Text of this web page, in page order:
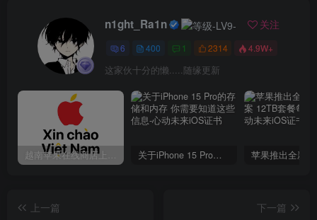
n1ght_Ra1n 关注
6 400 1 2314 4.9W+
这家伙十分的懒.....随缘更新
越南苹果在线商店上线 买一部iPhone 14需要多少钱？ 关于iPhone 15 Pro的存储和内存 你需要知道这些信息
上一篇
下一篇